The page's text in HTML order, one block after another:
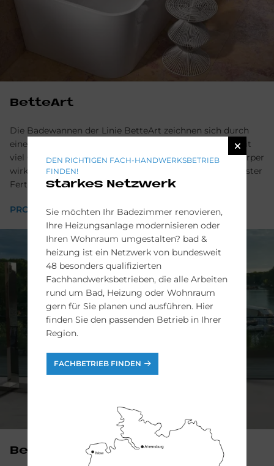
BetteArt
Die Badewannen der Linie BetteArt zeichnen sich durch
eine symmetrische Form und weiche Linien aus. Die mit
viel Geschick zusammengesetzten Innen- und Außenkörper
wirken wie aus einem Guss und sind das Ergebnis höchster
Fertigungskunst.
PRODUKT ANSEHEN
BetteEve
DEN RICHTIGEN FACH-HANDWERKSBETRIEB
FINDEN!
starkes Netzwerk
Sie möchten Ihr Badezimmer renovieren,
Ihre Heizungsanlage modernisieren oder
Ihren Wohnraum umgestalten? bad &
heizung ist ein Netzwerk von bundesweit
48 besonders qualifizierten
Fachhandwerksbetrieben, die alle Arbeiten
rund um Bad, Heizung oder Wohnraum
gern für Sie planen und ausführen. Hier
finden Sie den passenden Betrieb in Ihrer
Region.
FACHBETRIEB FINDEN